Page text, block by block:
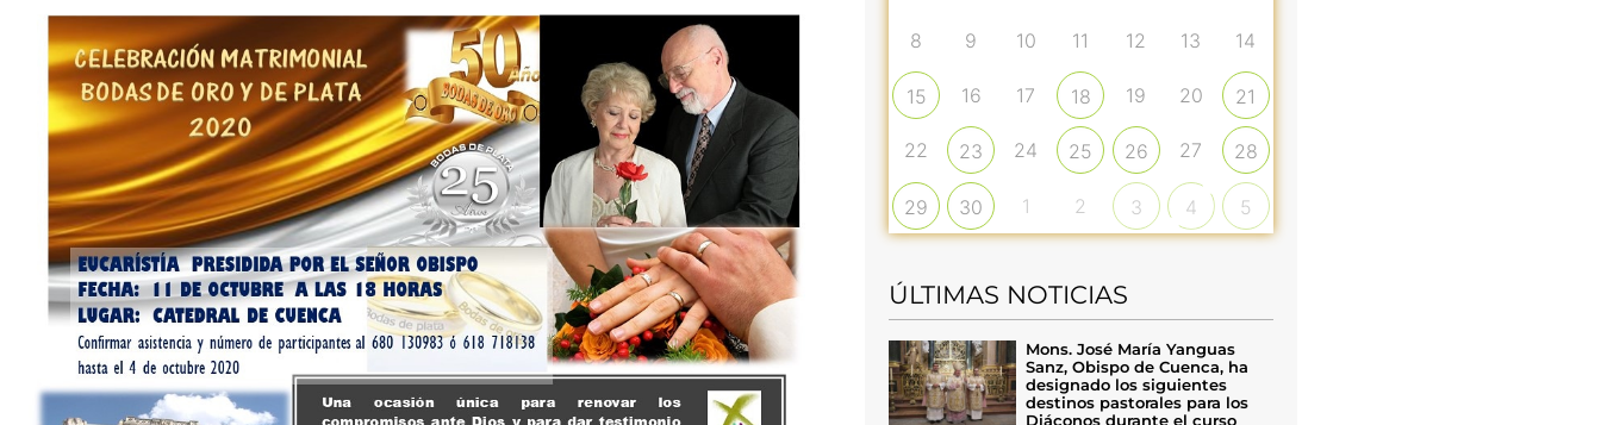
8 9 10 11 12 13 14
15 16 17 18 19 20 21
22 23 24 25 26 27 28
29 30 1 2 3 4 5
ÚLTIMAS NOTICIAS
Mons. José María Yanguas
Sanz, Obispo de Cuenca, ha
designado los siguientes
destinos pastorales para los
Diáconos durante el curso